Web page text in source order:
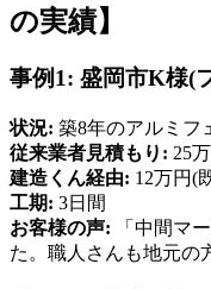
の実績】
事例1: 盛岡市K様(
状況: 築8年のアルミフ
従来業者見積もり: 25
建造くん経由: 12万円(
工期: 3日間
お客様の声: 「中間マ
た。職人さんも地元の